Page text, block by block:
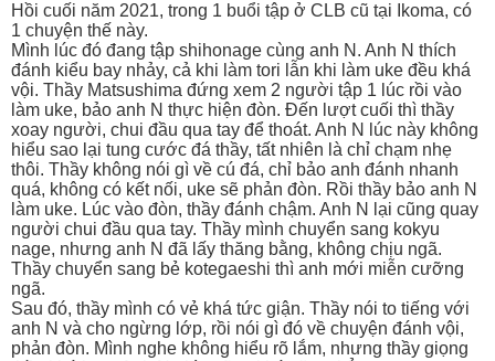
Hồi cuối năm 2021, trong 1 buổi tập ở CLB cũ tại Ikoma, có
1 chuyện thế này.
Mình lúc đó đang tập shihonage cùng anh N. Anh N thích
đánh kiểu bay nhảy, cả khi làm tori lẫn khi làm uke đều khá
vội. Thầy Matsushima đứng xem 2 người tập 1 lúc rồi vào
làm uke, bảo anh N thực hiện đòn. Đến lượt cuối thì thầy
xoay người, chui đầu qua tay để thoát. Anh N lúc này không
hiểu sao lại tung cước đá thầy, tất nhiên là chỉ chạm nhẹ
thôi. Thầy không nói gì về cú đá, chỉ bảo anh đánh nhanh
quá, không có kết nối, uke sẽ phản đòn. Rồi thầy bảo anh N
làm uke. Lúc vào đòn, thầy đánh chậm. Anh N lại cũng quay
người chui đầu qua tay. Thầy mình chuyển sang kokyu
nage, nhưng anh N đã lấy thăng bằng, không chịu ngã.
Thầy chuyển sang bẻ kotegaeshi thì anh mới miễn cưỡng
ngã.
Sau đó, thầy mình có vẻ khá tức giận. Thầy nói to tiếng với
anh N và cho ngừng lớp, rồi nói gì đó về chuyện đánh vội,
phản đòn. Mình nghe không hiểu rõ lắm, nhưng thầy giọng